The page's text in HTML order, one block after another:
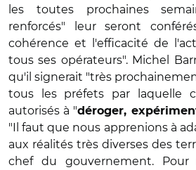
les toutes prochaines
renforcés" leur seront
cohérence et l'efficacité de
tous ses opérateurs". Michel
qu'il signerait "très
tous les préfets par laquelle
autorisés à "déroger,
"Il faut que nous apprenions à
aux réalités très diverses des
chef du gouvernement. Pour